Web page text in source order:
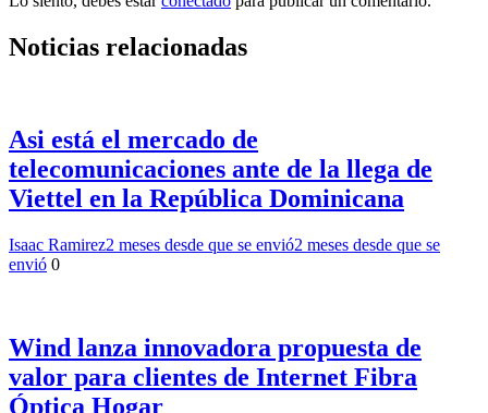
Noticias relacionadas
Asi está el mercado de
telecomunicaciones ante de la llega de
Viettel en la República Dominicana
Isaac Ramirez2 meses desde que se envió2 meses desde que se
envió 0
Wind lanza innovadora propuesta de
valor para clientes de Internet Fibra
Óptica Hogar